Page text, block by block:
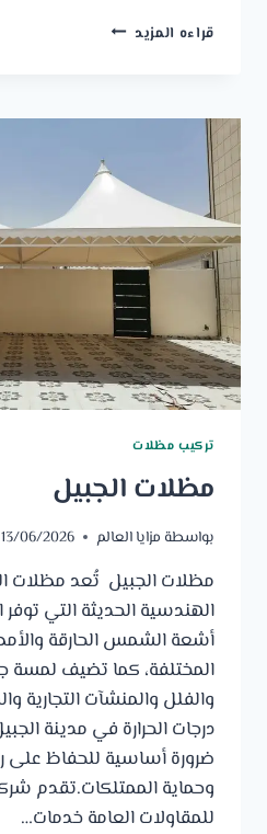
قراءه المزيد مظلات
تركيب مظلات
مظلات الجبيل
بواسطة مزايا العالم 13/06/2026
مظلات الجبيل تُعد مظلات
الهندسية الحديثة التي توفر
أشعة الشمس الحارقة
المختلفة، كما تضيف لمسة
والفلل والمنشآت التجارية
درجات الحرارة في مدينة
ضرورة أساسية للحفاظ على
وحماية الممتلكات.تقدم
للمقاولات العامة خدمات…